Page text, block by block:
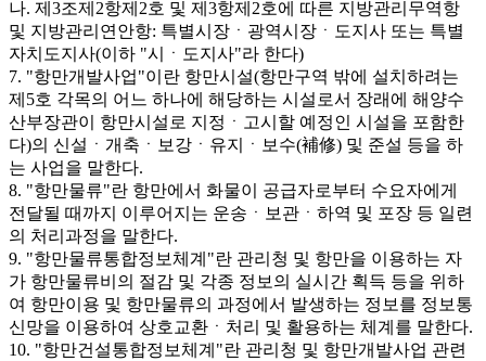
나. 제3조제2항제2호 및 제3항제2호에 따른 지방관리무역항
및 지방관리연안항: 특별시장ㆍ광역시장ㆍ도지사 또는 특별
자치도지사(이하 "시ㆍ도지사"라 한다)
7. "항만개발사업"이란 항만시설(항만구역 밖에 설치하려는
제5호 각목의 어느 하나에 해당하는 시설로서 장래에 해양수
산부장관이 항만시설로 지정ㆍ고시할 예정인 시설을 포함한
다)의 신설ㆍ개축ㆍ보강ㆍ유지ㆍ보수(補修) 및 준설 등을 하
는 사업을 말한다.
8. "항만물류"란 항만에서 화물이 공급자로부터 수요자에게
전달될 때까지 이루어지는 운송ㆍ보관ㆍ하역 및 포장 등 일련
의 처리과정을 말한다.
9. "항만물류통합정보체계"란 관리청 및 항만을 이용하는 자
가 항만물류비의 절감 및 각종 정보의 실시간 획득 등을 위하
여 항만이용 및 항만물류의 과정에서 발생하는 정보를 정보통
신망을 이용하여 상호교환ㆍ처리 및 활용하는 체계를 말한다.
10. "항만건설통합정보체계"란 관리청 및 항만개발사업 관련